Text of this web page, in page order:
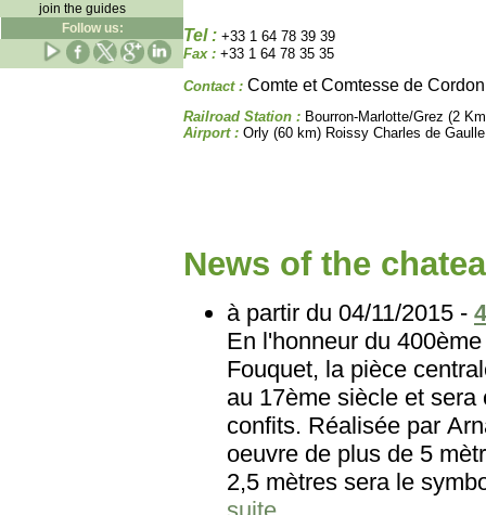
join the guides
Follow us:
Tel : +33 1 64 78 39 39
Fax : +33 1 64 78 35 35
Contact : Comte et Comtesse de Cordon
Railroad Station : Bourron-Marlotte/Grez (2
Airport : Orly (60 km) Roissy Charles de
News of the
à partir du 04/11/2015 -
En l'honneur du
Fouquet, la pièce
au 17ème siècle et
confits. Réalisée par
oeuvre de plus de 5
2,5 mètres sera le